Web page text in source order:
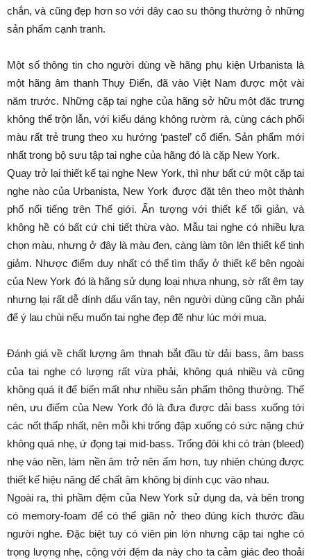
chắn, và cũng đẹp hơn so với dây cao su thông thường ở những
sản phẩm cạnh tranh.
Một số thông tin cho người dùng về hãng phụ kiện Urbanista là
một hãng âm thanh Thụy Điển, đã vào Việt Nam được một vài
năm trước. Những cặp tai nghe của hãng sở hữu một đăc trưng
không thể trộn lẫn, với kiểu dáng không rườm rà, cùng cách phối
màu rất trẻ trung theo xu hướng ‘pastel’ cổ điển. Sản phẩm mới
nhất trong bộ sưu tập tai nghe của hãng đó là cặp New York.
Quay trở lại thiết kế tại nghe New York, thì như bất cứ một cặp tai
nghe nào của Urbanista, New York được đặt tên theo một thành
phố nổi tiếng trên Thế giới. Ấn tượng với thiết kế tối giản, và
không hề có bất cứ chi tiết thừa vào. Mẫu tai nghe có nhiều lựa
chọn màu, nhưng ở đây là màu đen, càng làm tôn lên thiết kế tinh
giảm. Nhược điểm duy nhất có thể tìm thấy ở thiết kế bên ngoài
của New York đó là hãng sử dụng loại nhựa nhung, sờ rất êm tay
nhưng lại rất dễ dính dấu vấn tay, nên người dùng cũng cần phải
để ý lau chùi nếu muốn tai nghe đẹp đẽ như lúc mới mua.
Đánh giá về chất lượng âm thnah bắt đầu từ dải bass, âm bass
của tai nghe có lượng rất vừa phải, không quá nhiều và cũng
không quá ít để biến mất như nhiều sản phẩm thông thường. Thế
nên, ưu điểm của New York đó là đưa được dải bass xuống tới
các nốt thấp nhất, nên mỗi khi trống đập xuống có sức nặng chứ
không quá nhẹ, ứ đọng tại mid-bass. Trống đôi khi có tràn (bleed)
nhẹ vào nền, làm nền âm trở nên ấm hơn, tuy nhiên chúng được
thiết kế hiệu năng để chất âm không bị dính cục vào nhau.
Ngoài ra, thì phầm đệm của New York sử dụng da, và bên trong
có memory-foam để có thể giãn nở theo đúng kích thước đầu
người nghe. Đặc biệt tuy có viên pin lớn nhưng cặp tai nghe có
trọng lượng nhẹ, cộng với đệm da này cho ta cảm giác đeo thoải